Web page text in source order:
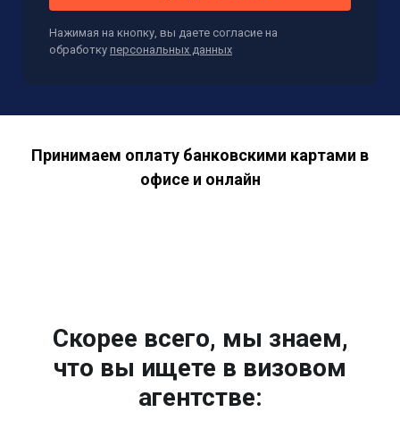
Нажимая на кнопку, вы даете согласие на
обработку персональных данных
Принимаем оплату банковскими картами в
офисе и онлайн
Скорее всего, мы знаем,
что вы ищете в визовом
агентстве: